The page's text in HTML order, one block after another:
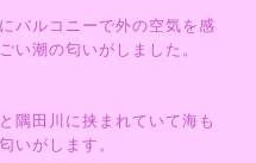
バルコニーで外の空気を感
い潮の匂いがしました。
隅田川に挟まれていて海も
いがします。